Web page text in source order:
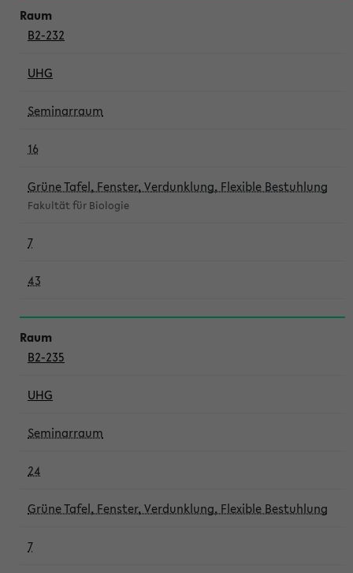
B2-232
UHG
Seminarraum
16
Grüne Tafel, Fenster, Verdunklung, Flexible Bestuhlung
Fakultät für Biologie
7
43
B2-235
UHG
Seminarraum
24
Grüne Tafel, Fenster, Verdunklung, Flexible Bestuhlung
7